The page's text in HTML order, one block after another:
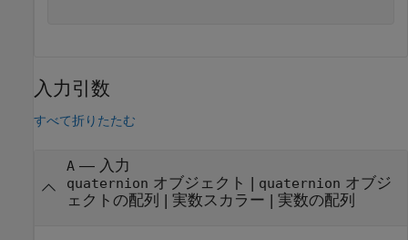
入力引数
すべて折りたたむ
A— 入力
quaternion オブジェクト | quaternion オブジ
ェクトの配列 | 実数スカラー | 実数の配列